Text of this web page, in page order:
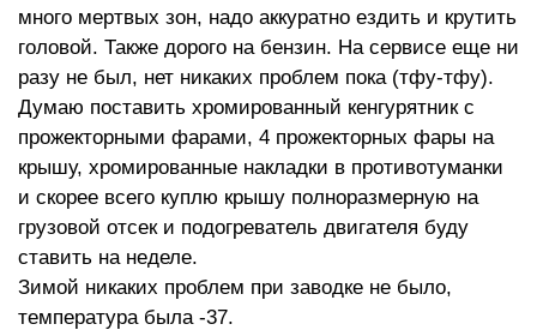
много мертвых зон, надо аккуратно ездить и крутить
головой. Также дорого на бензин. На сервисе еще ни
разу не был, нет никаких проблем пока (тфу-тфу).
Думаю поставить хромированный кенгурятник с
прожекторными фарами, 4 прожекторных фары на
крышу, хромированные накладки в противотуманки
и скорее всего куплю крышу полноразмерную на
грузовой отсек и подогреватель двигателя буду
ставить на неделе.
Зимой никаких проблем при заводке не было,
температура была -37.